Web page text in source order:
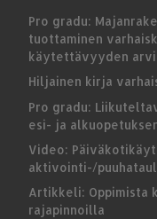
Pro gradu:
tuottaminen
käytettävyyden
Hiljainen kirja
Pro gradu:
esi- ja
Video:
aktivointi-/
Artikkeli: Oppimista
rajapinnoilla